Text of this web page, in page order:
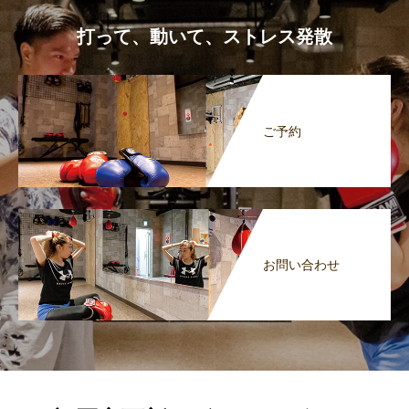
打って、動いて、ストレス発散
ご予約
お問い合わせ